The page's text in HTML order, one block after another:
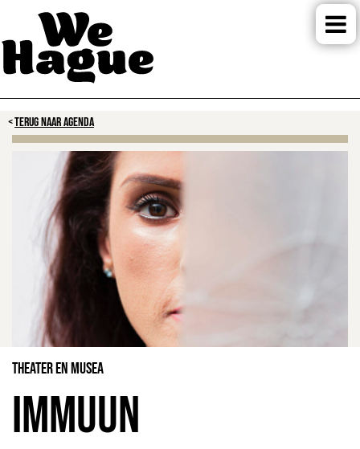
TERUG NAAR AGENDA
Theater en Musea
Immuun